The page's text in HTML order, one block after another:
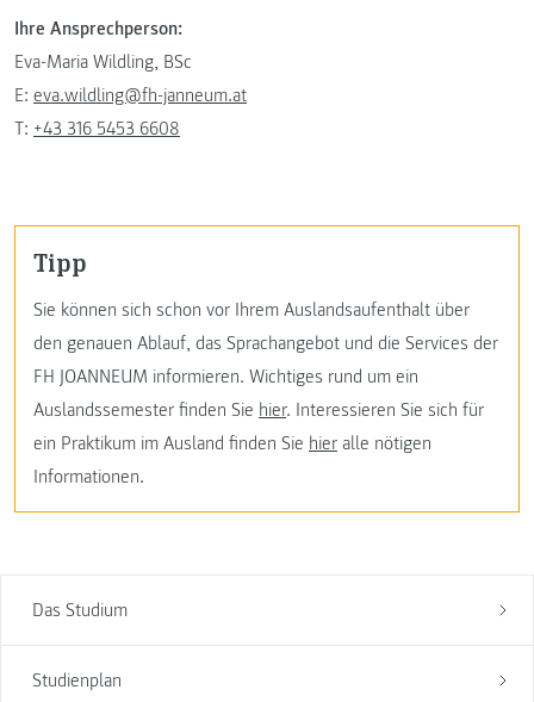
Das Studium
Studienplan
Ihre Ansprechperson:
Eva-Maria Wildling, BSc
E: eva.wildling@fh-janneum.at
T: +43 316 5453 6608
Tipp
Sie können sich schon vor Ihrem Auslandsaufenthalt über
den genauen Ablauf, das Sprachangebot und die Services der
FH JOANNEUM informieren. Wichtiges rund um ein
Auslandssemester finden Sie hier. Interessieren Sie sich für
ein Praktikum im Ausland finden Sie hier alle nötigen
Informationen.